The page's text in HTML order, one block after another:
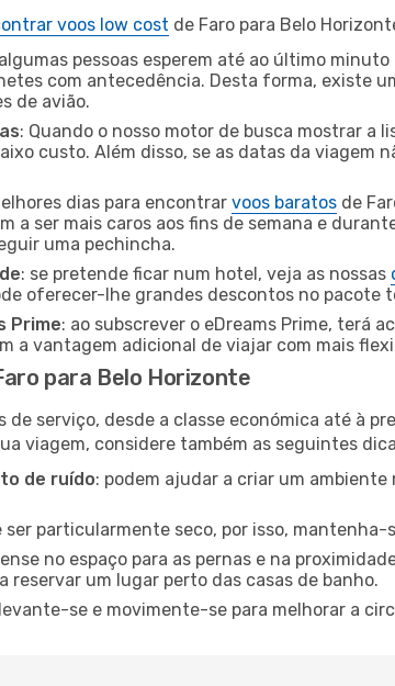
voos low cost de Faro para Belo
pessoas esperem até ao último
com antecedência. Desta forma, existe
de avião.
: Quando o nosso motor de busca mostrar a
custo. Além disso, se as datas da viagem
dias para encontrar voos baratos de
ser mais caros aos fins de semana e
uma pechincha.
: se pretende ficar num hotel, veja as nossas
oferecer-lhe grandes descontos no pacote
Prime: ao subscrever o eDreams Prime, terá
a vantagem adicional de viajar com mais
para Belo Horizonte
de serviço, desde a classe económica até à
viagem, considere também as seguintes
de ruído: podem ajudar a criar um
ser particularmente seco, por isso,
no espaço para as pernas e na
reservar um lugar perto das casas de banho.
se e movimente-se para melhorar a